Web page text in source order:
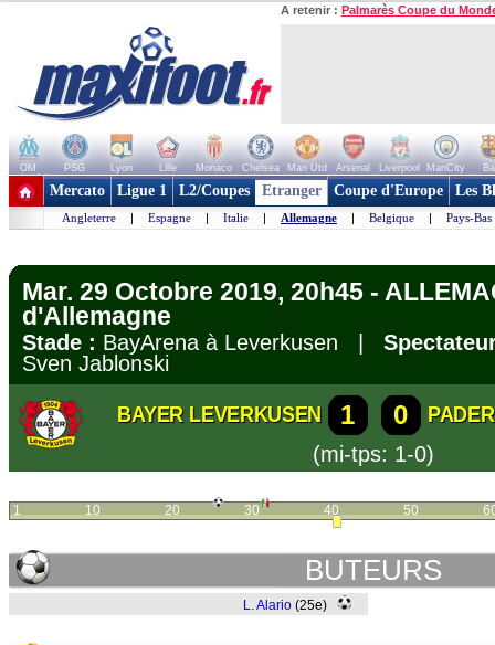
A retenir : Palmarès Coupe du
OM PSG Lyon Lille Monaco Chelsea Man Utd Arsenal Liverpool ManCity
+ de clubs
Mercato Ligue 1 L2/Coupes Etranger Coupe d'Europe Les
Angleterre | Espagne | Italie | Allemagne | Belgique | Pays-Bas
Mar. 29 Octobre 2019, 20h45 -
d'Allemagne
Stade : BayArena à Leverkusen |
Sven Jablonski
BAYER LEVERKUSEN 1 0
(mi-tps: 1-0)
1 10 20 30 40 50
BUTEURS
L. Alario (25e)